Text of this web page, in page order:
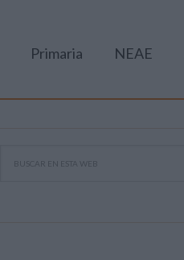
Primaria NEAE